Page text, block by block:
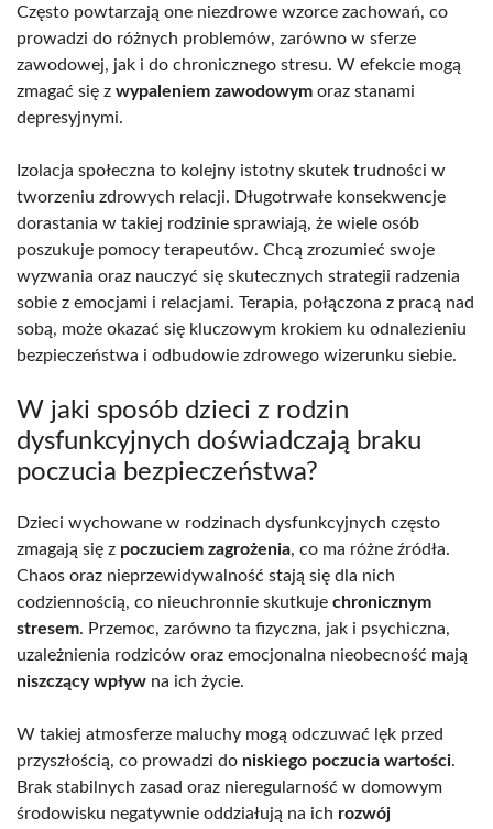
Często powtarzają one niezdrowe wzorce zachowań, co
prowadzi do różnych problemów, zarówno w sferze
zawodowej, jak i do chronicznego stresu. W efekcie mogą
zmagać się z wypaleniem zawodowym oraz stanami
depresyjnymi.
Izolacja społeczna to kolejny istotny skutek trudności w
tworzeniu zdrowych relacji. Długotrwałe konsekwencje
dorastania w takiej rodzinie sprawiają, że wiele osób
poszukuje pomocy terapeutów. Chcą zrozumieć swoje
wyzwania oraz nauczyć się skutecznych strategii radzenia
sobie z emocjami i relacjami. Terapia, połączona z pracą nad
sobą, może okazać się kluczowym krokiem ku odnalezieniu
bezpieczeństwa i odbudowie zdrowego wizerunku siebie.
W jaki sposób dzieci z rodzin
dysfunkcyjnych doświadczają braku
poczucia bezpieczeństwa?
Dzieci wychowane w rodzinach dysfunkcyjnych często
zmagają się z poczuciem zagrożenia, co ma różne źródła.
Chaos oraz nieprzewidywalność stają się dla nich
codziennością, co nieuchronnie skutkuje chronicznym
stresem. Przemoc, zarówno ta fizyczna, jak i psychiczna,
uzależnienia rodziców oraz emocjonalna nieobecność mają
niszczący wpływ na ich życie.
W takiej atmosferze maluchy mogą odczuwać lęk przed
przyszłością, co prowadzi do niskiego poczucia wartości.
Brak stabilnych zasad oraz nieregularność w domowym
środowisku negatywnie oddziałują na ich rozwój